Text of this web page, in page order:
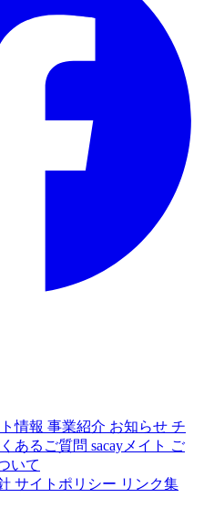
情報 事業紹介 お知らせ チ
あるご質問 sacayメイト ご
いて
サイトポリシー リンク集